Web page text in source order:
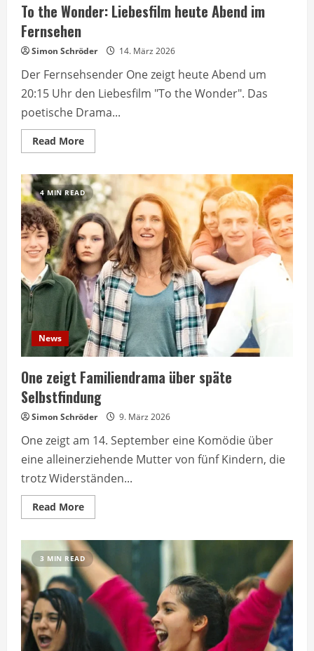
To the Wonder: Liebesfilm heute Abend im
Fernsehen
Simon Schröder 14. März 2026
Der Fernsehsender One zeigt heute Abend um
20:15 Uhr den Liebesfilm "To the Wonder". Das
poetische Drama...
Read MoreRead
more
the
Wonder:
Liebesfilm
heute
Abend
im
Fernsehen
4 MIN READ
News
One zeigt Familiendrama über späte
Selbstfindung
Simon Schröder 9. März 2026
One zeigt am 14. September eine Komödie über
eine alleinerziehende Mutter von fünf Kindern, die
trotz Widerständen...
Read MoreRead
more
zeigt
Familiendrama
über
späte
Selbstfindung
3 MIN READ